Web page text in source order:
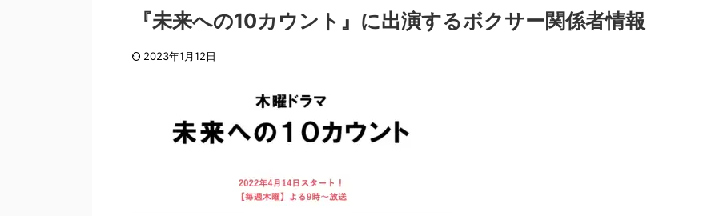
『未来への10カウント』に出演するボクサー関係者情報
2023年1月12日